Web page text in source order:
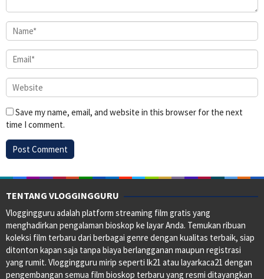
Save my name, email, and website in this browser for the next
time I comment.
TENTANG VLOGGINGGURU
Vloggingguru adalah platform streaming film gratis yang
menghadirkan pengalaman bioskop ke layar Anda. Temukan ribuan
koleksi film terbaru dari berbagai genre dengan kualitas terbaik, siap
ditonton kapan saja tanpa biaya berlangganan maupun registrasi
yang rumit. Vloggingguru mirip seperti lk21 atau layarkaca21 dengan
pengembangan semua film bioskop terbaru yang resmi ditayangkan